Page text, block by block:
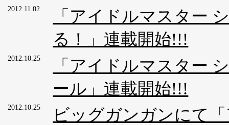
2012.11.02
「アイドルマスター
る！」連載開始!!!
2012.10.25
「アイドルマスター
ール」連載開始!!!
2012.10.25
ビッグガンガンにて